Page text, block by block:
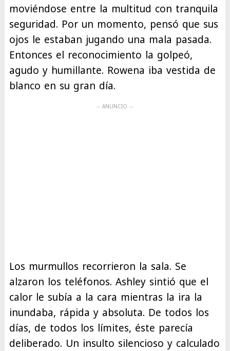
moviéndose entre la multitud con tranquila
seguridad. Por un momento, pensó que sus
ojos le estaban jugando una mala pasada.
Entonces el reconocimiento la golpeó,
agudo y humillante. Rowena iba vestida de
blanco en su gran día.
Los murmullos recorrieron la sala. Se
alzaron los teléfonos. Ashley sintió que el
calor le subía a la cara mientras la ira la
inundaba, rápida y absoluta. De todos los
días, de todos los límites, éste parecía
deliberado. Un insulto silencioso y calculado